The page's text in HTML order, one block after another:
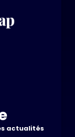
actualités